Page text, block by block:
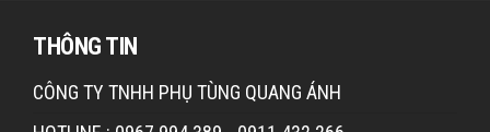
THÔNG TIN
CÔNG TY TNHH PHỤ TÙNG QUANG ÁNH